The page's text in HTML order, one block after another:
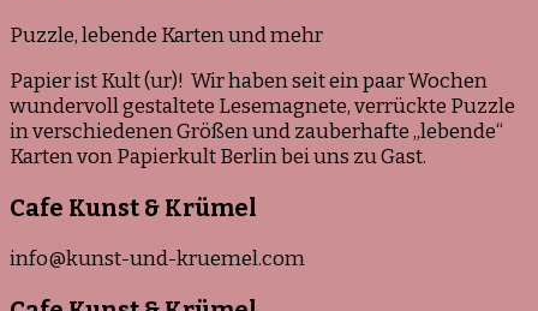
Puzzle, lebende Karten und mehr
Papier ist Kult (ur)! Wir haben seit ein paar Wochen
wundervoll gestaltete Lesemagnete, verrückte Puzzle
in verschiedenen Größen und zauberhafte „lebende“
Karten von Papierkult Berlin bei uns zu Gast.
Cafe Kunst & Krümel
info@kunst-und-kruemel.com